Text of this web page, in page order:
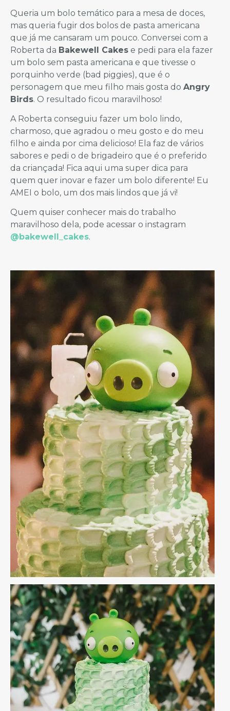
Queria um bolo temático para a mesa de doces,
mas queria fugir dos bolos de pasta americana
que já me cansaram um pouco. Conversei com a
Roberta da Bakewell Cakes e pedi para ela fazer
um bolo sem pasta americana e que tivesse o
porquinho verde (bad piggies), que é o
personagem que meu filho mais gosta do Angry
Birds. O resultado ficou maravilhoso!
A Roberta conseguiu fazer um bolo lindo,
charmoso, que agradou o meu gosto e do meu
filho e ainda por cima delicioso! Ela faz de vários
sabores e pedi o de brigadeiro que é o preferido
da criançada! Fica aqui uma super dica para
quem quer inovar e fazer um bolo diferente! Eu
AMEI o bolo, um dos mais lindos que já vi!
Quem quiser conhecer mais do trabalho
maravilhoso dela, pode acessar o instagram
@bakewell_cakes.